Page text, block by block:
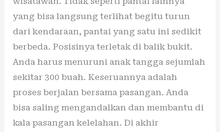
yang bisa langsung terlihat begitu turun
dari kendaraan, pantai yang satu ini sedikit
berbeda. Posisinya terletak di balik bukit.
Anda harus menuruni anak tangga sejumlah
sekitar 300 buah. Keseruannya adalah
proses berjalan bersama pasangan. Anda
bisa saling mengandalkan dan membantu di
kala pasangan kelelahan. Di akhir